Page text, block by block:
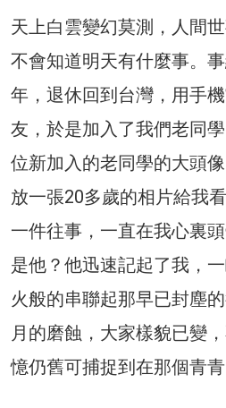
天上白雲變幻莫測，人間
不會知道明天有什麼事。
年，退休回到台灣，用手
友，於是加入了我們老同
位新加入的老同學的大頭
放一張20多歲的相片給我
一件往事，一直在我心裏
是他？他迅速記起了我，
火般的串聯起那早已封塵
月的磨蝕，大家樣貌已變
憶仍舊可捕捉到在那個青